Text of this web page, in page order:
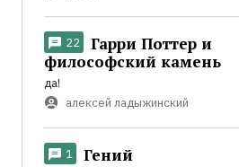
22
Гарри Поттер и
философский камень
да!
алексей ладыжинский
1 Гений